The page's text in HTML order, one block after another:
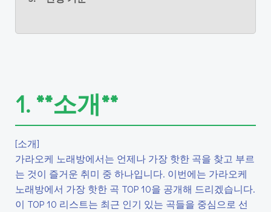
1. **소개**
[소개]
가라오케 노래방에서는 언제나 가장 핫한 곡을 찾고 부르
는 것이 즐거운 취미 중 하나입니다. 이번에는 가라오케
노래방에서 가장 핫한 곡 TOP 10을 공개해 드리겠습니다.
이 TOP 10 리스트는 최근 인기 있는 곡들을 중심으로 선